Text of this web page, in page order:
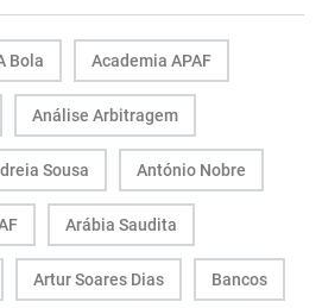
Bola Academia APAF
Análise Arbitragem
Sousa António Nobre
Arábia Saudita
Artur Soares Dias Bancos